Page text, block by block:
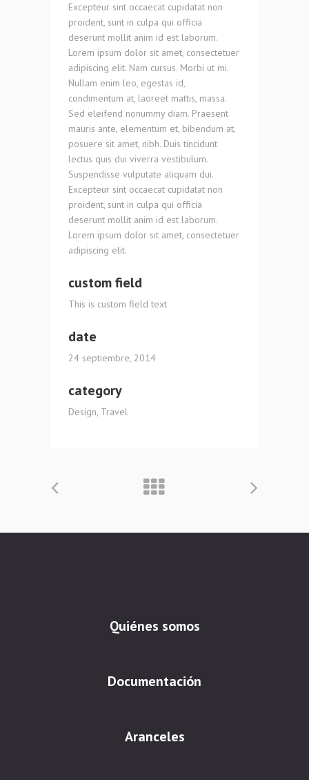
Excepteur sint occaecat cupidatat non
proident, sunt in culpa qui officia
deserunt mollit anim id est laborum.
Lorem ipsum dolor sit amet, consectetuer
adipiscing elit. Nam cursus. Morbi ut mi.
Nullam enim leo, egestas id,
condimentum at, laoreet mattis, massa.
Sed eleifend nonummy diam. Praesent
mauris ante, elementum et, bibendum at,
posuere sit amet, nibh. Duis tincidunt
lectus quis dui viverra vestibulum.
Suspendisse vulputate aliquam dui.
Excepteur sint occaecat cupidatat non
proident, sunt in culpa qui officia
deserunt mollit anim id est laborum.
Lorem ipsum dolor sit amet, consectetuer
adipiscing elit.
custom field
This is custom field text
date
24 septiembre, 2014
category
Design, Travel
Quiénes somos
Documentación
Aranceles